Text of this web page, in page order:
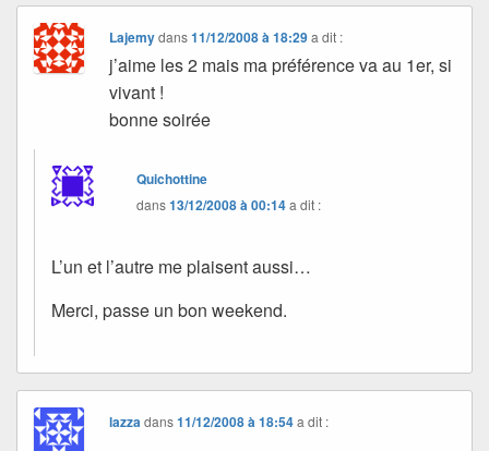
Lajemydans11/12/2008 à 18:29 a dit :
j’aime les 2 mais ma préférence va au 1er, si
vivant !
bonne soirée
Quichottine
dans13/12/2008 à 00:14a dit :
L’un et l’autre me plaisent aussi…
Merci, passe un bon weekend.
lazzadans11/12/2008 à 18:54 a dit :